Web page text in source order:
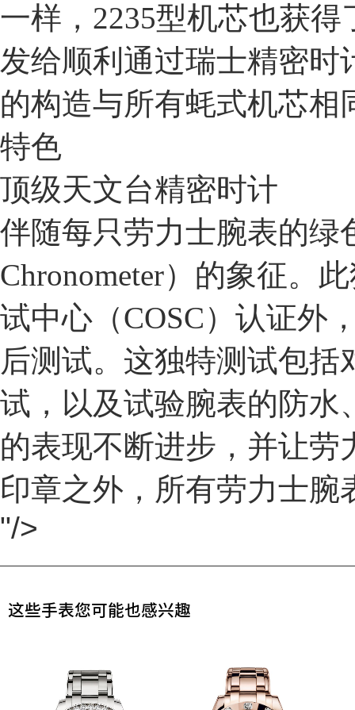
一样，2235型机芯也获
发给顺利通过瑞士精密时
的构造与所有蚝式机芯
特色
顶级天文台精密时计
伴随每只劳力士腕表的绿
Chronometer）的象征。
试中心（COSC）认证外
后测试。这独特测试包
试，以及试验腕表的防水
的表现不断进步，并让
印章之外，所有劳力士
"/>
这些手表您可能也感兴趣